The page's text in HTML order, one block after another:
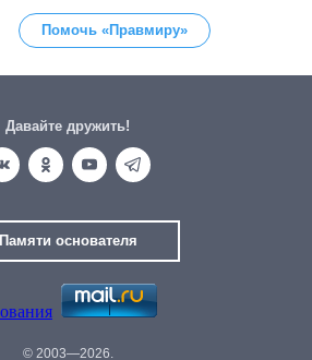
Помочь «Правмиру»
Давайте дружить!
Памяти основателя
© 2003—2026.